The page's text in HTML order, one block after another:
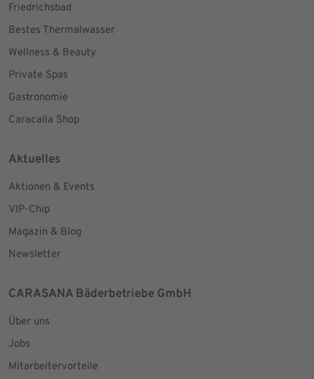
Friedrichsbad
Bestes Thermalwasser
Wellness & Beauty
Private Spas
Gastronomie
Caracalla Shop
Aktuelles
Aktionen & Events
VIP-Chip
Magazin & Blog
Newsletter
CARASANA Bäderbetriebe GmbH
Über uns
Jobs
Mitarbeitervorteile